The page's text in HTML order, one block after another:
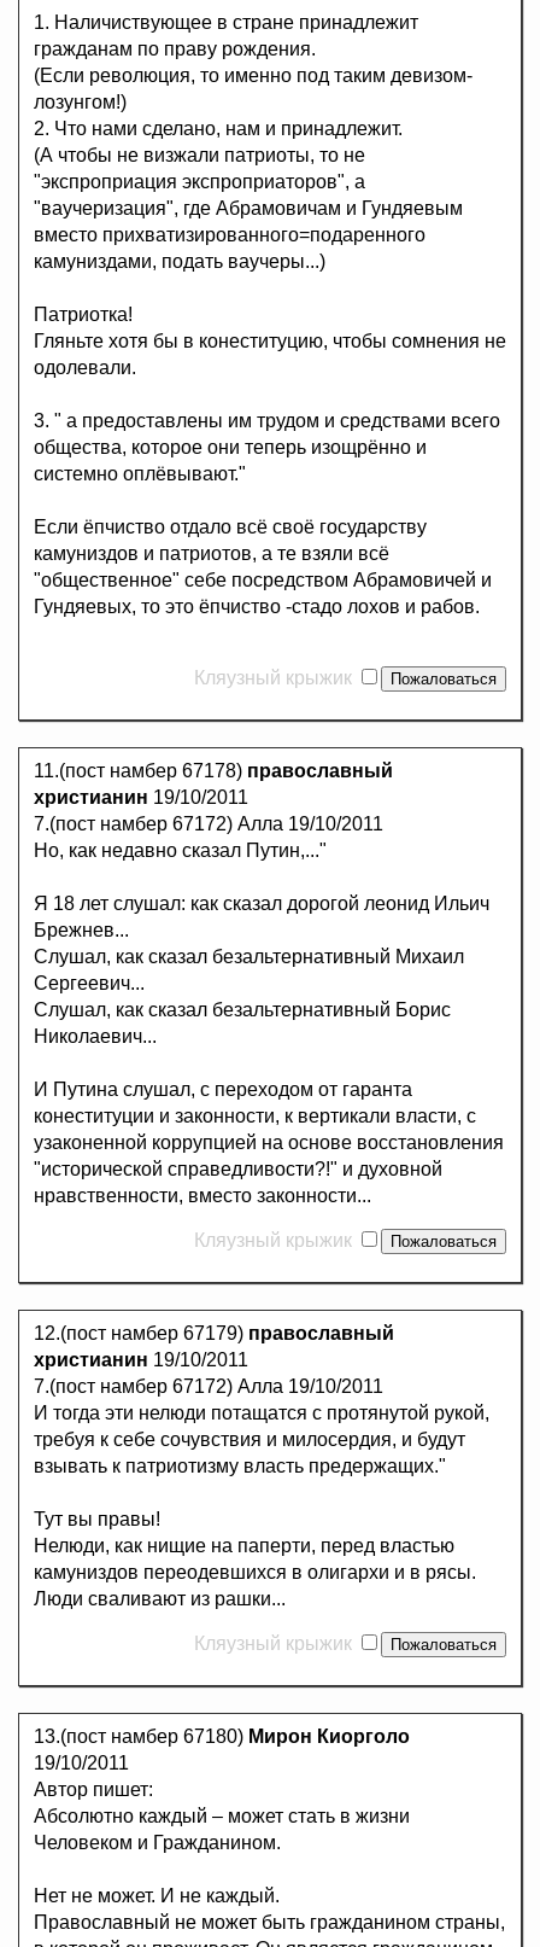
1. Наличиствующее в стране принадлежит
гражданам по праву рождения.
(Если революция, то именно под таким девизом-
лозунгом!)
2. Что нами сделано, нам и принадлежит.
(А чтобы не визжали патриоты, то не
"экспроприация экспроприаторов", а
"ваучеризация", где Абрамовичам и Гундяевым
вместо прихватизированного=подаренного
камуниздами, подать ваучеры...)
Патриотка!
Гляньте хотя бы в конеституцию, чтобы сомнения не
одолевали.
3. " а предоставлены им трудом и средствами всего
общества, которое они теперь изощрённо и
системно оплёвывают."
Если ёпчиство отдало всё своё государству
камуниздов и патриотов, а те взяли всё
"общественное" себе посредством Абрамовичей и
Гундяевых, то это ёпчиство -стадо лохов и рабов.
Кляузный крыжик
11.(пост намбер 67178) православный
христианин 19/10/2011
7.(пост намбер 67172) Алла 19/10/2011
Но, как недавно сказал Путин,..."
Я 18 лет слушал: как сказал дорогой леонид Ильич
Брежнев...
Слушал, как сказал безальтернативный Михаил
Сергеевич...
Слушал, как сказал безальтернативный Борис
Николаевич...
И Путина слушал, с переходом от гаранта
конеституции и законности, к вертикали власти, с
узаконенной коррупцией на основе восстановления
"исторической справедливости?!" и духовной
нравственности, вместо законности...
Кляузный крыжик
12.(пост намбер 67179) православный
христианин 19/10/2011
7.(пост намбер 67172) Алла 19/10/2011
И тогда эти нелюди потащатся с протянутой рукой,
требуя к себе сочувствия и милосердия, и будут
взывать к патриотизму власть предержащих."
Тут вы правы!
Нелюди, как нищие на паперти, перед властью
камуниздов переодевшихся в олигархи и в рясы.
Люди сваливают из рашки...
Кляузный крыжик
13.(пост намбер 67180) Мирон Киорголо
19/10/2011
Автор пишет:
Абсолютно каждый – может стать в жизни
Человеком и Гражданином.
Нет не может. И не каждый.
Православный не может быть гражданином страны,